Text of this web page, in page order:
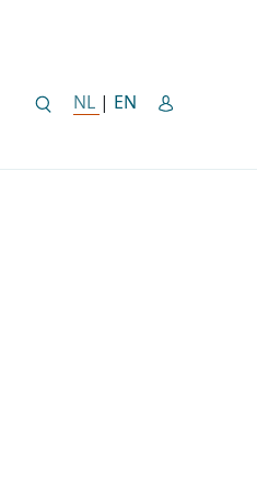
NL NEDERLANDSE
| EN ENGLISH